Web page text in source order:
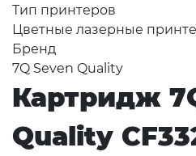
Тип принтеров
Цветные лазерные
Бренд
7Q Seven Quality
Картридж
Quality